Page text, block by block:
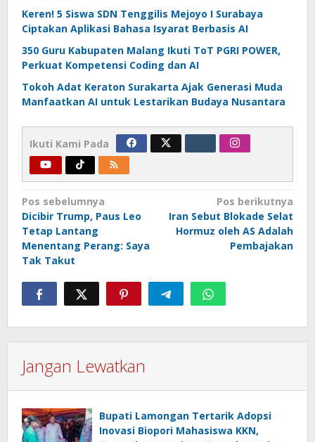
Keren! 5 Siswa SDN Tenggilis Mejoyo I Surabaya
Ciptakan Aplikasi Bahasa Isyarat Berbasis AI
350 Guru Kabupaten Malang Ikuti ToT PGRI POWER,
Perkuat Kompetensi Coding dan AI
Tokoh Adat Keraton Surakarta Ajak Generasi Muda
Manfaatkan AI untuk Lestarikan Budaya Nusantara
Ikuti Kami Pada
Navigasi
pos
Pos sebelumnya
Dicibir Trump, Paus Leo
Tetap Lantang
Menentang Perang: Saya
Tak Takut
Pos berikutnya
Iran Sebut Blokade Selat
Hormuz oleh AS Adalah
Pembajakan
Jangan Lewatkan
Bupati Lamongan Tertarik Adopsi
Inovasi Biopori Mahasiswa KKN,